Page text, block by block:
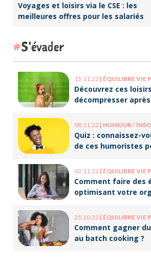
Voyages et loisirs via le CSE : les
meilleures offres pour les salariés
S'évader
15.11.22 | ÉQUILIBRE VIE
Découvrez ces
décompresser
08.11.22 | HUMOUR /
Quiz : connaissez-
de ces humoristes
02.11.22 | ÉQUILIBRE VIE
Comment faire des
optimisant votre
25.10.22 | ÉQUILIBRE VIE
Comment gagner
au batch cooking ?